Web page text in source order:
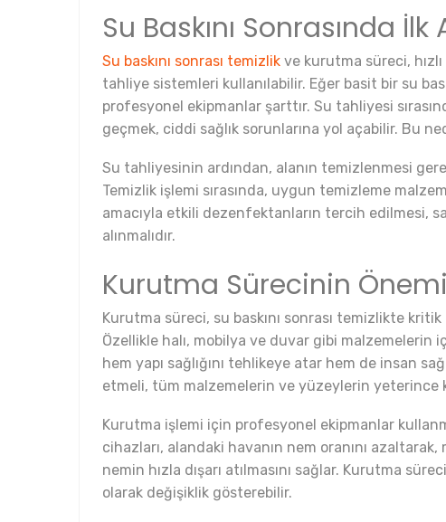
Su Baskını Sonrasında İlk
Su baskını sonrası temizlik ve kurutma süreci,
tahliye sistemleri kullanılabilir. Eğer basit bir su
profesyonel ekipmanlar şarttır. Su tahliyesi
geçmek, ciddi sağlık sorunlarına yol açabilir. Bu
Su tahliyesinin ardından, alanın temizlenmesi
Temizlik işlemi sırasında, uygun temizleme
amacıyla etkili dezenfektanların tercih edilmesi,
alınmalıdır.
Kurutma Sürecinin Önemi
Kurutma süreci, su baskını sonrası temizlikte
Özellikle halı, mobilya ve duvar gibi
hem yapı sağlığını tehlikeye atar hem de insan
etmeli, tüm malzemelerin ve yüzeylerin yeterince
Kurutma işlemi için profesyonel ekipmanlar
cihazları, alandaki havanın nem oranını azaltarak,
nemin hızla dışarı atılmasını sağlar. Kurutma
olarak değişiklik gösterebilir.